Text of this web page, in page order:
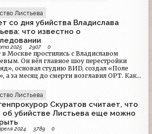
Листьева
со дня убийства Владислава
что известно о
2025 2907 0
в Москве простились с Владиславом
Он вёл главное шоу перестройки
основал студию ВИD, создал «Поле
а за месяц до смерти возглавил ОРТ. Как
Листьева
Скуратов считает, что
об убийстве Листьева еще можно
2024 3789 0